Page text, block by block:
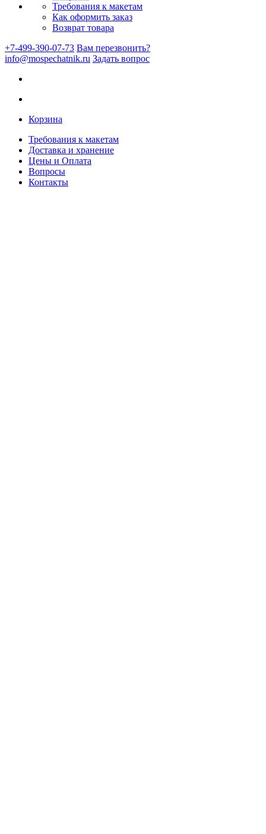
Требования к макетам
Как оформить заказ
Возврат товара
+7-499-390-07-73 Вам перезвонить?
info@mospechatnik.ru Задать вопрос
Корзина
Требования к макетам
Доставка и хранение
Цены и Оплата
Вопросы
Контакты